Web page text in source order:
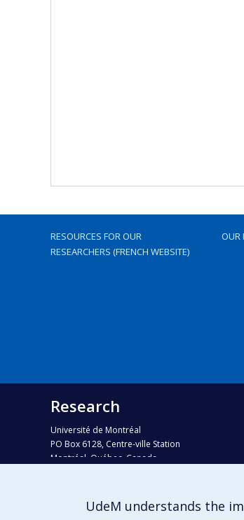
RESOURCES FOR OUR
RESEARCHERS (FRENCH WEBSITE)
OUR
Research
Université de Montréal
PO Box 6128, Centre-ville Station
Montréal, Québec, Canada
Phone : 514 343-6111, #38492
recherche@umontreal.ca
UdeM understands the